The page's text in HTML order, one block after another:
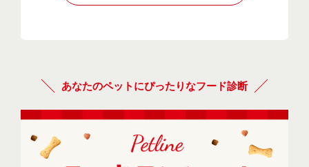
あなたのペットにぴったりなフード診断